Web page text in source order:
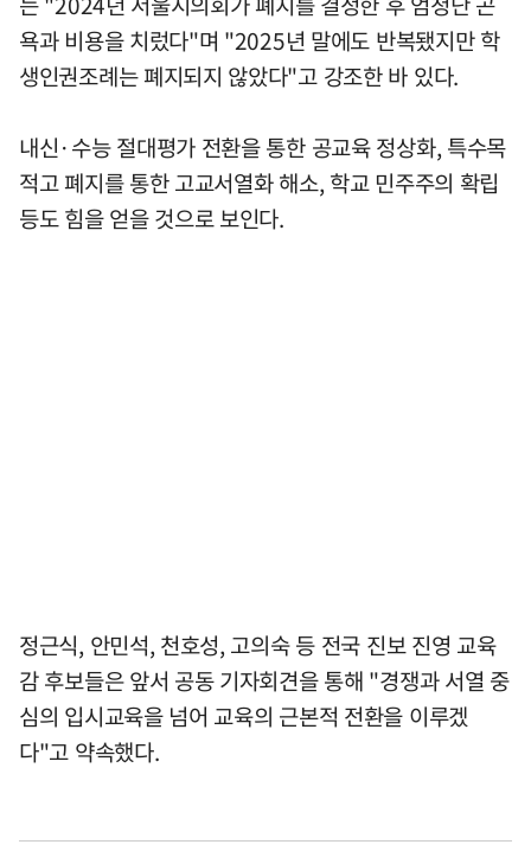
욕과 비용을 치렀다"며 "2025년 말에도 반복됐지만 학
생인권조례는 폐지되지 않았다"고 강조한 바 있다.
내신·수능 절대평가 전환을 통한 공교육 정상화, 특수목
적고 폐지를 통한 고교서열화 해소, 학교 민주주의 확립
등도 힘을 얻을 것으로 보인다.
정근식, 안민석, 천호성, 고의숙 등 전국 진보 진영 교육
감 후보들은 앞서 공동 기자회견을 통해 "경쟁과 서열 중
심의 입시교육을 넘어 교육의 근본적 전환을 이루겠
다"고 약속했다.